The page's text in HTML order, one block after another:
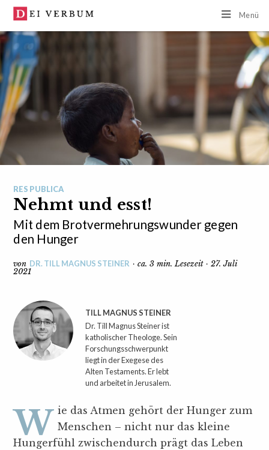
Menü
RES PUBLICA
Nehmt und esst!
Mit dem Brotvermehrungswunder gegen
den Hunger
von DR. TILL MAGNUS STEINER · ca. 3 min. Lesezeit · 27. Juli
2021
TILL MAGNUS STEINER
Dr. Till Magnus Steiner ist
katholischer Theologe. Sein
Forschungsschwerpunkt
liegt in der Exegese des
Alten Testaments. Er lebt
und arbeitet in Jerusalem.
Wie das Atmen gehört der Hunger zum Menschen – nicht nur das kleine
Hungerfühl zwischendurch prägt das Leben